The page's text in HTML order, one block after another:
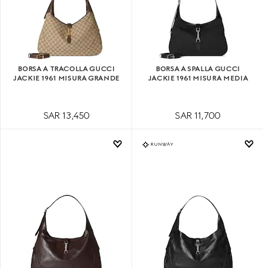
BORSA A TRACOLLA GUCCI
JACKIE 1961 MISURA GRANDE
SAR 13,450
BORSA A SPALLA GUCCI
JACKIE 1961 MISURA MEDIA
SAR 11,700
RUNWAY